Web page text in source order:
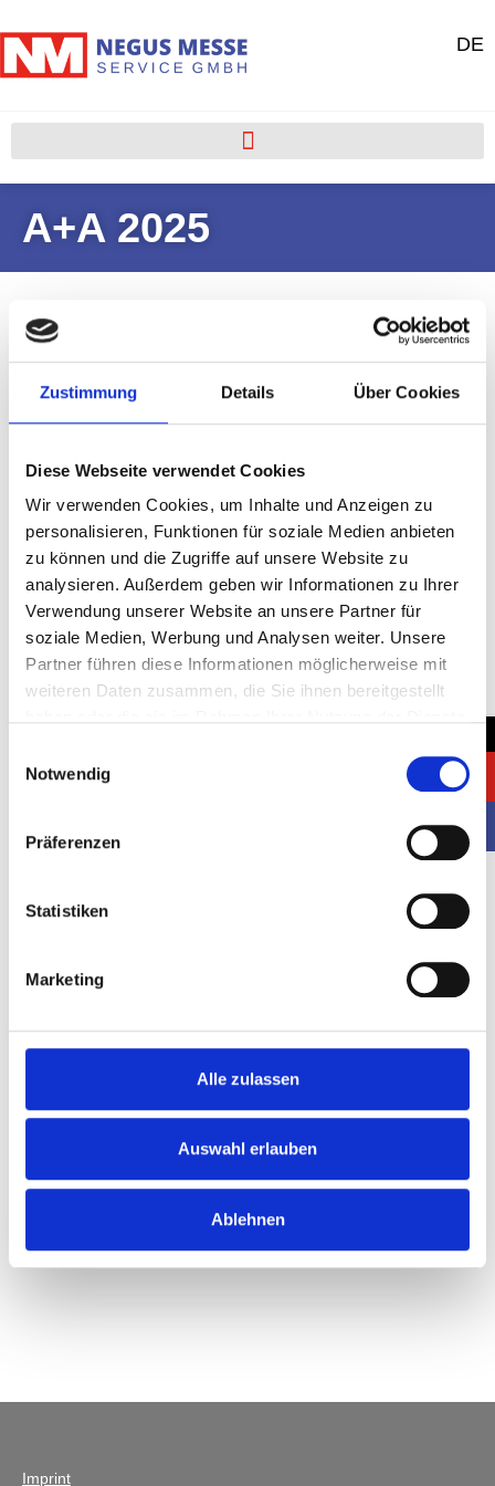
Zustimmung Details Über Cookies
Diese Webseite verwendet Cookies
Wir verwenden Cookies, um Inhalte und Anzeigen zu
personalisieren, Funktionen für soziale Medien anbieten
zu können und die Zugriffe auf unsere Website zu
analysieren. Außerdem geben wir Informationen zu Ihrer
Verwendung unserer Website an unsere Partner für
soziale Medien, Werbung und Analysen weiter. Unsere
Partner führen diese Informationen möglicherweise mit
weiteren Daten zusammen, die Sie ihnen bereitgestellt
Notwendig
Präferenzen
Statistiken
Marketing
Alle zulassen
Auswahl erlauben
Ablehnen
DE
A+A 2025
Location:
Düsseldorf, Germany
Client:
7Solutions
24 m2
04.11.2025
Imprint